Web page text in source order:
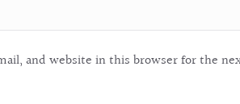
and website in this browser for the